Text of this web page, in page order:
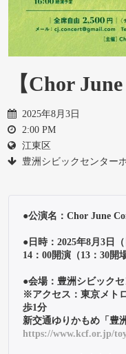
【Chor
2025年8月3日
2:00 PM
江東区
豊洲シビックセンター
●公演名：Chor June
●日時：2025年8月3日（
14：00開演（13：30開
●会場：豊洲シビック
※アクセス：東京メト
歩1分
https://www.kcf.or.jp/